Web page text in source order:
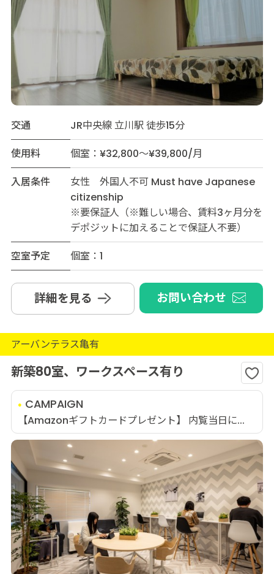
交通
JR中央線 立川駅 徒歩15分
使用料
個室：¥32,800～¥39,800/月
入居条件
女性 外国人不可 Must have Japanese
citizenship
※要保証人（※難しい場合、賃料3ヶ月分を
デポジットに加えることで保証人不要）
空室予定
個室：1
詳細を見る お問い合わせ
アーバンテラス亀有
新築80室、ワークスペース有り
CAMPAIGN
【Amazonギフトカードプレゼント】 内覧当日に...